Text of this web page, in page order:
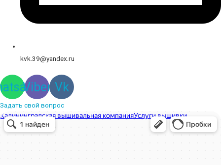
kvk.39@yandex.ru
Viber Vk
Задать свой вопрос
Вышивальная компания
Услуги вышивки в Калининграде